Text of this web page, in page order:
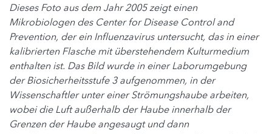
Dieses Foto aus dem Jahr 2005 zeigt einen
Mikrobiologen des Center for Disease Control and
Prevention, der ein Influenzavirus untersucht, das in einer
kalibrierten Flasche mit überstehendem Kulturmedium
enthalten ist. Das Bild wurde in einer Laborumgebung
der Biosicherheitsstufe 3 aufgenommen, in der
Wissenschaftler unter einer Strömungshaube arbeiten,
wobei die Luft außerhalb der Haube innerhalb der
Grenzen der Haube angesaugt und dann